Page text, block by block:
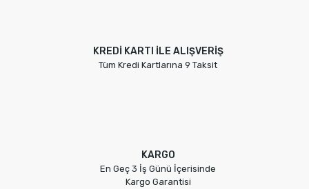
KREDİ KARTI İLE ALIŞVERİŞ
Tüm Kredi Kartlarına 9 Taksit
KARGO
En Geç 3 İş Günü İçerisinde
Kargo Garantisi